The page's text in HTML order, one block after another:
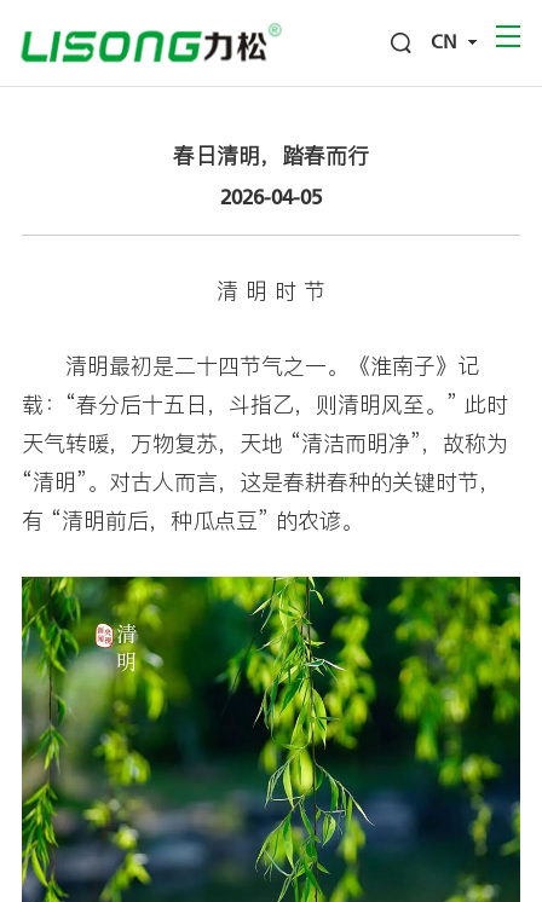
CN
春日清明，踏春而行
2026-04-05
清 明 时 节
清明最初是二十四节气之一。《淮南子》记
载：“春分后十五日，斗指乙，则清明风至。” 此时
天气转暖，万物复苏，天地 “清洁而明净”，故称为
“清明”。对古人而言，这是春耕春种的关键时节，
有 “清明前后，种瓜点豆” 的农谚。